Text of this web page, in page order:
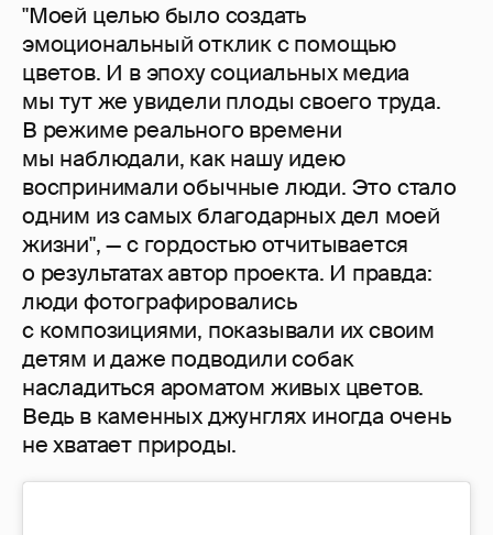
"Моей целью было создать
эмоциональный отклик с помощью
цветов. И в эпоху социальных медиа
мы тут же увидели плоды своего труда.
В режиме реального времени
мы наблюдали, как нашу идею
воспринимали обычные люди. Это стало
одним из самых благодарных дел моей
жизни", — с гордостью отчитывается
о результатах автор проекта. И правда:
люди фотографировались
с композициями, показывали их своим
детям и даже подводили собак
насладиться ароматом живых цветов.
Ведь в каменных джунглях иногда очень
не хватает природы.